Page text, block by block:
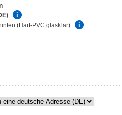
(Hart-PVC glasklar)